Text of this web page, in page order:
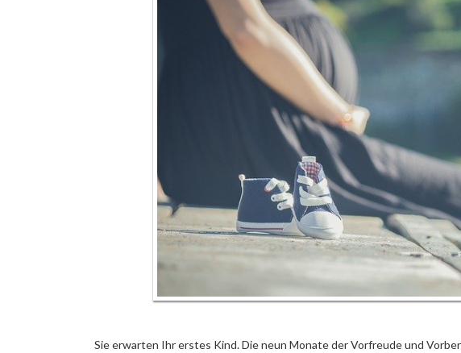
Sie erwarten Ihr erstes Kind. Die neun Monate der Vorfreude und